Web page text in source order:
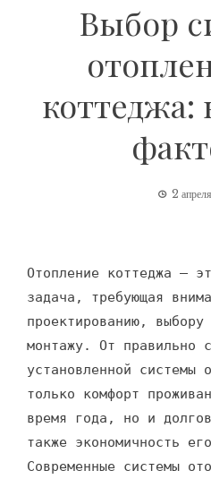
Выбор
2
Отопление коттеджа –
задача, требующая
проектированию, выбору
монтажу. От правильно
установленной системы
только комфорт
время года, но и
также экономичность
Современные системы